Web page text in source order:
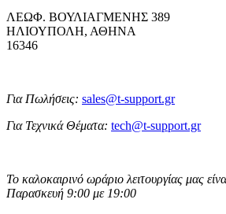
ΛΕΩΦ. ΒΟΥΛΙΑΓΜΕΝΗΣ 389
ΗΛΙΟΥΠΟΛΗ, ΑΘΗΝΑ
16346
Για Πωλήσεις: sales@t-support.gr
Για Τεχνικά Θέματα: tech@t-support.gr
Το καλοκαιρινό ωράριο λειτουργίας μας
Παρασκευή 9:00 με 19:00